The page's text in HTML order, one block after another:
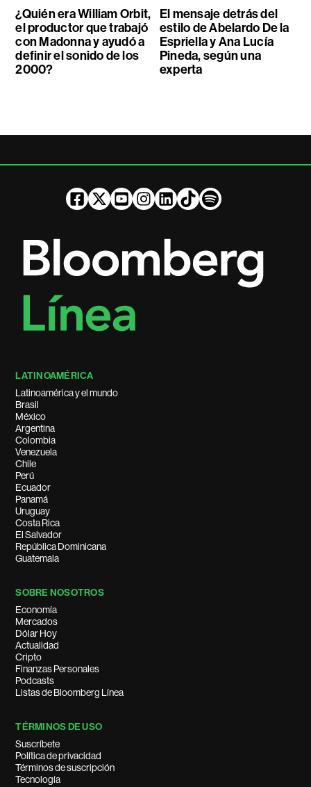
¿Quién era William Orbit,
el productor que trabajó
con Madonna y ayudó a
definir el sonido de los
2000?
El mensaje detrás del
estilo de Abelardo De la
Espriella y Ana Lucía
Pineda, según una
experta
LATINOAMÉRICA
Latinoamérica y el mundo
Brasil
México
Argentina
Colombia
Venezuela
Chile
Perú
Ecuador
Panamá
Uruguay
Costa Rica
El Salvador
República Dominicana
Guatemala
SOBRE NOSOTROS
Economía
Mercados
Dólar Hoy
Actualidad
Cripto
Finanzas Personales
Podcasts
Listas de Bloomberg Línea
TÉRMINOS DE USO
Suscríbete
Política de privacidad
Términos de suscripción
Tecnología